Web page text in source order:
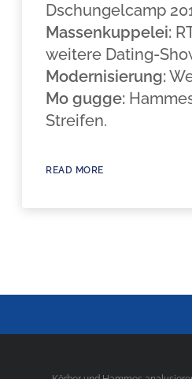
Dschungelcamp
Massenkuppelei:
weitere Dating-
Modernisierung:
Mo gugge:
Streifen.
READ MORE